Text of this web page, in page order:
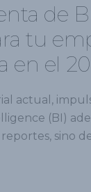
de
tu
en el
actual,
(BI)
sino